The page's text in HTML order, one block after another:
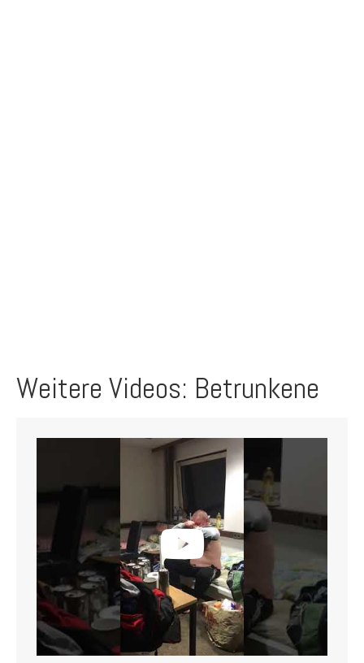
Weitere Videos: Betrunkene